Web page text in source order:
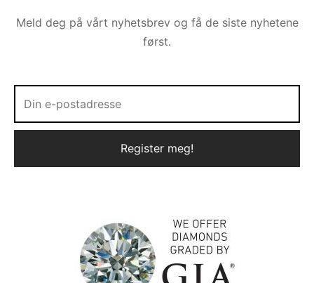
Meld deg på vårt nyhetsbrev og få de siste nyhetene
først.